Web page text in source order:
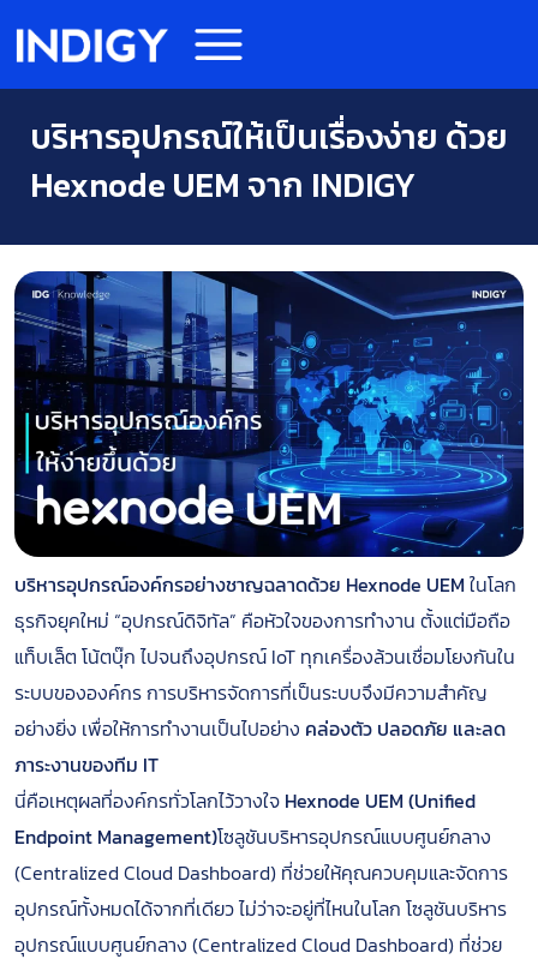
บริหารอุปกรณ์ให้เป็นเรื่องง่าย ด้วย
Hexnode UEM จาก INDIGY
บริหารอุปกรณ์องค์กรอย่างชาญฉลาดด้วย Hexnode UEMในโลก
ธุรกิจยุคใหม่ “อุปกรณ์ดิจิทัล” คือหัวใจของการทำงาน ตั้งแต่มือถือ
แท็บเล็ต โน้ตบุ๊ก ไปจนถึงอุปกรณ์ IoT ทุกเครื่องล้วนเชื่อมโยงกันใน
ระบบขององค์กร การบริหารจัดการที่เป็นระบบจึงมีความสำคัญ
อย่างยิ่ง เพื่อให้การทำงานเป็นไปอย่าง คล่องตัว ปลอดภัย และลด
ภาระงานของทีม IT
นี่คือเหตุผลที่องค์กรทั่วโลกไว้วางใจ Hexnode UEM (Unified
Endpoint Management)โซลูชันบริหารอุปกรณ์แบบศูนย์กลาง
(Centralized Cloud Dashboard) ที่ช่วยให้คุณควบคุมและจัดการ
อุปกรณ์ทั้งหมดได้จากที่เดียว ไม่ว่าจะอยู่ที่ไหนในโลก โซลูชันบริหาร
อุปกรณ์แบบศูนย์กลาง (Centralized Cloud Dashboard) ที่ช่วย